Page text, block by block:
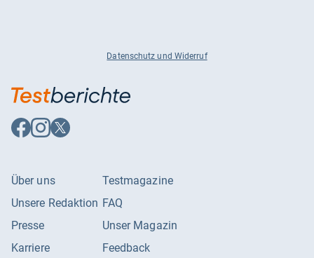
Datenschutz und Widerruf
Auf
Facebook
Auf
Instagram
Auf
X
Über uns
Unsere Redaktion
Presse
Karriere
Testmagazine
FAQ
Unser Magazin
Feedback